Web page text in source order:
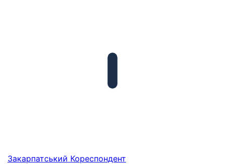
Закарпатський Кореспондент